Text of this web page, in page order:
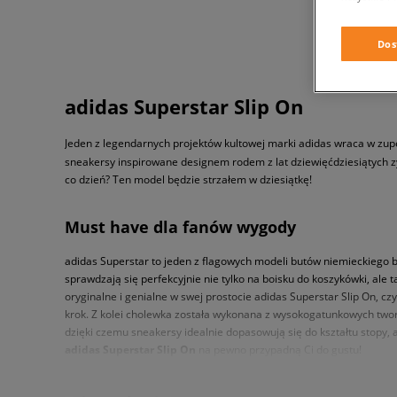
adidas Superstar Slip On
Jeden z legendarnych projektów kultowej marki adidas wraca w
sneakersy inspirowane designem rodem z lat dziewięćdziesiątych
co dzień? Ten model będzie strzałem w dziesiątkę!
Must have dla fanów wygody
adidas Superstar to jeden z flagowych modeli butów niemieckiego
sprawdzają się perfekcyjnie nie tylko na boisku do koszykówki, ale
oryginalne i genialne w swej prostocie adidas Superstar Slip On,
krok. Z kolei cholewka została wykonana z wysokogatunkowych
dzięki czemu sneakersy idealnie dopasowują się do kształtu